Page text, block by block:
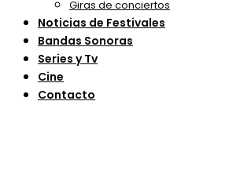
Giras de conciertos
Noticias de Festivales
Bandas Sonoras
Series y Tv
Cine
Contacto